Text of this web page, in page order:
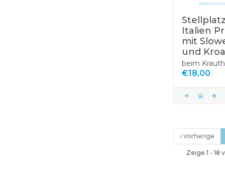
Italien
mit
und
beim Krauth
€18,00
Vorherige
Zeige 1 - 18